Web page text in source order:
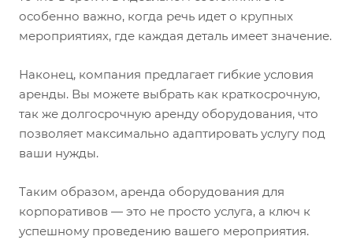
особенно важно, когда речь идет о крупных
мероприятиях, где каждая деталь имеет значение.
Наконец, компания предлагает гибкие условия
аренды. Вы можете выбрать как краткосрочную,
так же долгосрочную аренду оборудования, что
позволяет максимально адаптировать услугу под
ваши нужды.
Таким образом, аренда оборудования для
корпоративов — это не просто услуга, а ключ к
успешному проведению вашего мероприятия.